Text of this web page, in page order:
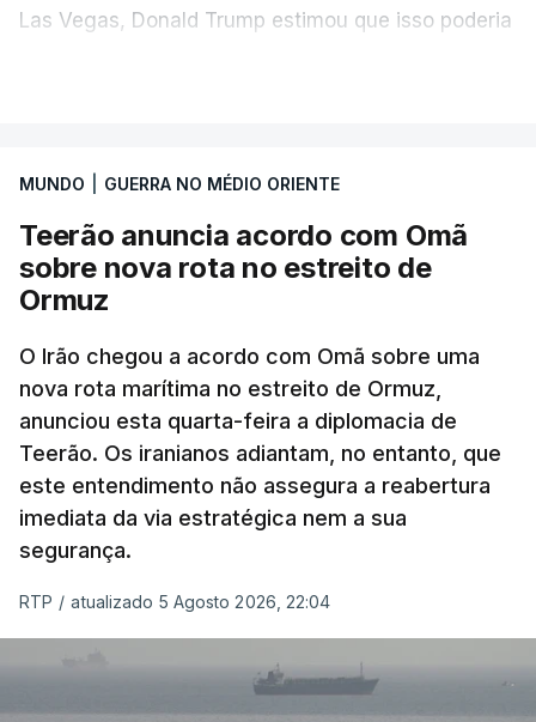
Las Vegas, Donald Trump estimou que isso poderia
"progressos" nas negociações com o Irão e Omã,
Segundo o meio de comunicação Axios, que cita
"fontes regionais" não identificadas, e
para organizar a passagem no estreito entre o
Irão e o sultanato de Omã.
Este acordo preliminar prevê, segundo o Axios, que
todo o transporte marítimo que entre através do
estreito utilize uma rota a norte nas águas
iranianas, e que qualquer navio que saia siga uma
trajetória meridional nas águas controladas por
passagem. A via central seria desminada durante
MUNDO GUERRA NO MÉDIO ORIENTE
Teerão anuncia acordo com Omã
sobre nova rota no estreito de
Ormuz
O Irão chegou a acordo com Omã sobre uma
nova rota marítima no estreito de Ormuz,
anunciou esta quarta-feira a diplomacia de
Teerão. Os iranianos adiantam, no entanto, que
este entendimento não assegura a reabertura
imediata da via estratégica nem a sua
segurança.
RTP / atualizado 5 Agosto 2026, 22:04